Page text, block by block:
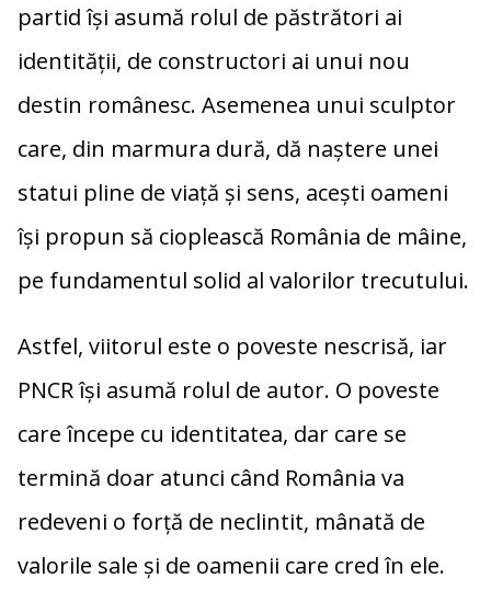
partid își asumă rolul de păstrători ai
identității, de constructori ai unui nou
destin românesc. Asemenea unui sculptor
care, din marmura dură, dă naștere unei
statui pline de viață și sens, acești oameni
își propun să cioplească România de mâine,
pe fundamentul solid al valorilor trecutului.
Astfel, viitorul este o poveste nescrisă, iar
PNCR își asumă rolul de autor. O poveste
care începe cu identitatea, dar care se
termină doar atunci când România va
redeveni o forță de neclintit, mânată de
valorile sale și de oamenii care cred în ele.